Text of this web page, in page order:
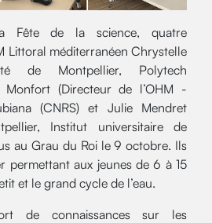
Fête de la science, quatre
Littoral méditerranéen Chrystelle
de Montpellier, Polytech
Monfort (Directeur de l’OHM -
(CNRS) et Julie Mendret
Institut universitaire de
au Grau du Roi le 9 octobre. Ils
permettant aux jeunes de 6 à 15
et le grand cycle de l’eau.
de connaissances sur les